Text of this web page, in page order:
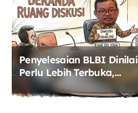
Penyelesaian BLBI Dinilai
Perlu Lebih Terbuka,
Pemerintah Diminta Buka
Ruang Dialog